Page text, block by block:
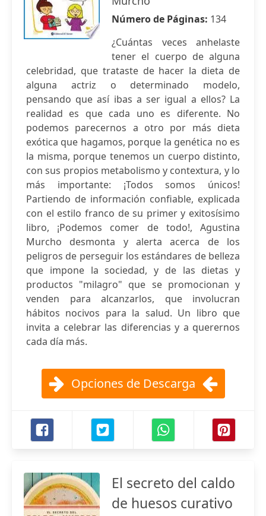
Número de Páginas: 134
¿Cuántas veces anhelaste
tener el cuerpo de alguna
celebridad, que trataste de hacer la dieta de
alguna actriz o determinado modelo,
pensando que así ibas a ser igual a ellos? La
realidad es que cada uno es diferente. No
podemos parecernos a otro por más dieta
exótica que hagamos, porque la genética no es
la misma, porque tenemos un cuerpo distinto,
con sus propios metabolismo y contextura, y lo
más importante: ¡Todos somos únicos!
Partiendo de información confiable, explicada
con el estilo franco de su primer y exitosísimo
libro, ¡Podemos comer de todo!, Agustina
Murcho desmonta y alerta acerca de los
peligros de perseguir los estándares de belleza
que impone la sociedad, y de las dietas y
productos "milagro" que se promocionan y
venden para alcanzarlos, que involucran
hábitos nocivos para la salud. Un libro que
invita a celebrar las diferencias y a querernos
cada día más.
Opciones de Descarga
El secreto del caldo
de huesos curativo